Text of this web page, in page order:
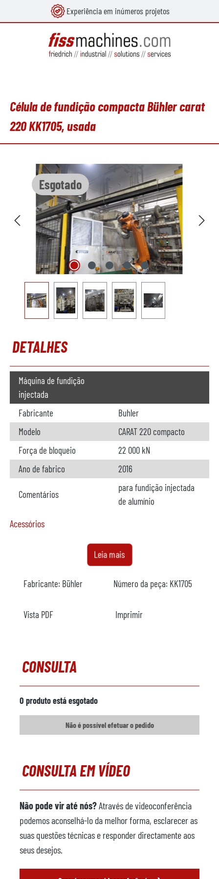
Experiência em inúmeros projetos
Célula de fundição compacta Bühler carat
220 KK1705, usada
Esgotado
Ignorar galeria de imagens
DETALHES
Máquina de fundição
injectada
Fabricante
Buhler
Modelo
CARAT 220 compacto
Força de bloqueio
22 000 kN
Ano de fabrico
2016
Comentários
para fundição injectada
de alumínio
Acessórios
disponível
Modelo do forno
W 1700 S ProDos3
Ano de fabrico
2016
Máquina de pulverização
Fabricante
Buhler / Acheson
Modelo
2016
Fabricante
ABB
Modelo
IRB
Sistema de controlo
Ano
2016
Sistema de vácuo
Fabricante
Leia mais
Fabricante: Bühler Número da peça: KK1705
Vista PDF Imprimir
CONSULTA
O produto está esgotado
Não é possível efetuar o pedido
CONSULTA EM VÍDEO
Não pode vir até nós?Através de videoconferência
podemos aconselhá-lo da melhor forma, esclarecer as
suas questões técnicas e responder directamente aos
seus desejos.